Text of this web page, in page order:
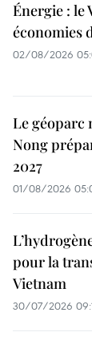
Énergie : le
économies
02/08/2026
Le géoparc
Nong
2027
01/08/2026
pour la
Vietnam
30/07/2026